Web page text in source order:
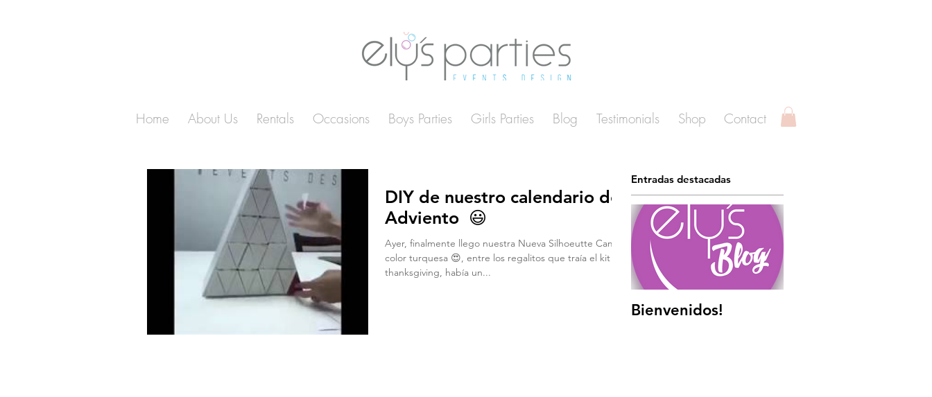
Home About Us Rentals Occasions Boys Parties Girls Parties Blog Testimonials Shop Contact
DIY de nuestro calendario de
Adviento 😃
Ayer, finalmente llego nuestra Nueva Silhoeutte Cameo
color turquesa 😍, entre los regalitos que traía el kit de
thanksgiving, había un...
Entradas destacadas
Bienvenidos!